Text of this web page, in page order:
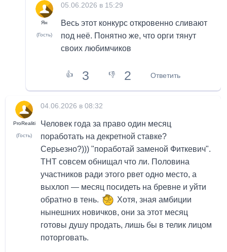
Ян
(Гость)
05.06.2026 в 15:29
Весь этот конкурс откровенно сливают
под неё. Понятно же, что орги тянут
своих любимчиков
👍 3 👎 2 Ответить
ProRealiti
(Гость)
04.06.2026 в 08:32
Человек года за право один месяц
поработать на декретной ставке?
Серьезно?))) "поработай заменой Фиткевич".
ТНТ совсем обнищал что ли. Половина
участников ради этого рвет одно место, а
выхлоп — месяц посидеть на бревне и уйти
обратно в тень.
Хотя, зная амбиции
нынешних новичков, они за этот месяц
готовы душу продать, лишь бы в телик лицом
поторговать.